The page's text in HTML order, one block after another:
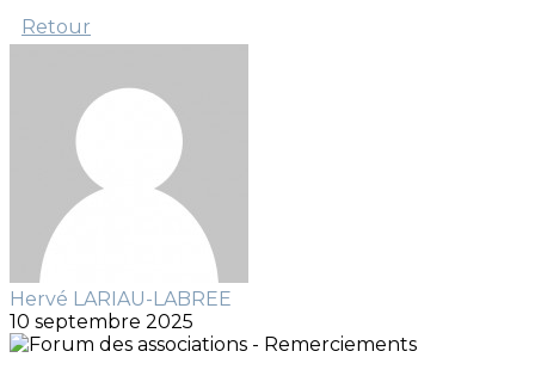
Retour
Hervé LARIAU-LABREE
10 septembre 2025